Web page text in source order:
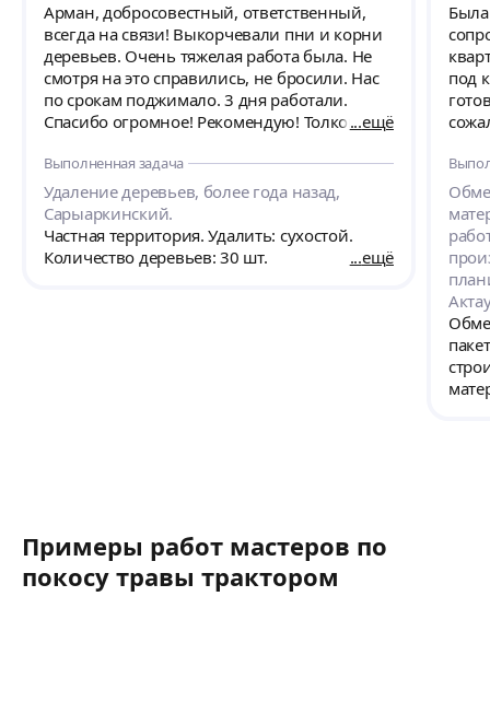
Арман, добросовестный, ответственный,
всегда на связи! Выкорчевали пни и корни
деревьев. Очень тяжелая работа была. Не
смотря на это справились, не бросили. Нас
по срокам поджимало. 3 дня работали.
Спасибо огромное! Рекомендую! Толковый,
человек, даже стихи сочиняет на ходу 👍
ещё
Выполненная задача
Удаление деревьев, более года назад,
Сарыаркинский.
Частная территория. Удалить: сухостой.
Количество деревьев: 30 шт.
ещё
под
и
все
вида
Примеры работ мастеров по
покосу травы трактором